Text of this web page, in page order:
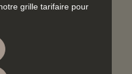
grille tarifaire pour